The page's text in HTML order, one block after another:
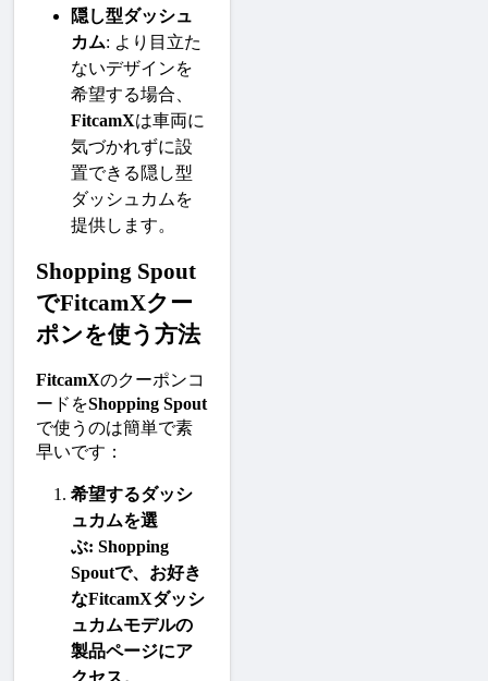
隠し型ダッシュ
カム: より目立た
ないデザインを
希望する場合、
FitcamXは車両に
気づかれずに設
置できる隠し型
ダッシュカムを
提供します。
Shopping Spout
でFitcamXクー
ポンを使う方法
FitcamXのクーポンコ
ードをShopping Spout
で使うのは簡単で素
早いです：
希望するダッシ
ュカムを選
ぶ: Shopping
Spoutで、お好き
なFitcamXダッシ
ュカムモデルの
製品ページにア
クセス。